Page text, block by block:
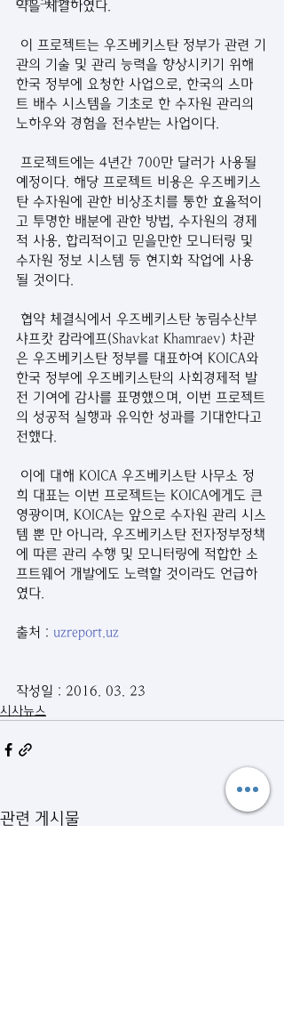
약을 체결하였다.
이 프로젝트는 우즈베키스탄 정부가 관련 기
관의 기술 및 관리 능력을 향상시키기 위해
한국 정부에 요청한 사업으로, 한국의 스마
트 배수 시스템을 기초로 한 수자원 관리의
노하우와 경험을 전수받는 사업이다.
프로젝트에는 4년간 700만 달러가 사용될
예정이다. 해당 프로젝트 비용은 우즈베키스
탄 수자원에 관한 비상조치를 통한 효율적이
고 투명한 배분에 관한 방법, 수자원의 경제
적 사용, 합리적이고 믿을만한 모니터링 및
수자원 정보 시스템 등 현지화 작업에 사용
될 것이다.
협약 체결식에서 우즈베키스탄 농림수산부
샤프캇 캄라에프(Shavkat Khamraev) 차관
은 우즈베키스탄 정부를 대표하여 KOICA와
한국 정부에 우즈베키스탄의 사회경제적 발
전 기여에 감사를 표명했으며, 이번 프로젝트
의 성공적 실행과 유익한 성과를 기대한다고
전했다.
이에 대해 KOICA 우즈베키스탄 사무소 정
희 대표는 이번 프로젝트는 KOICA에게도 큰
영광이며, KOICA는 앞으로 수자원 관리 시스
템 뿐 만 아니라, 우즈베키스탄 전자정부정책
에 따른 관리 수행 및 모니터링에 적합한 소
프트웨어 개발에도 노력할 것이라도 언급하
였다.
출처 : uzreport.uz
작성일 : 2016. 03. 23
시사뉴스
관련 게시물